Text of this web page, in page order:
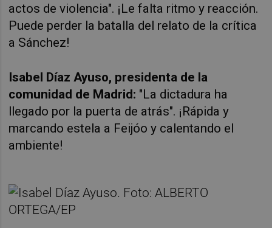
actos de violencia". ¡Le falta ritmo y reacción.
Puede perder la batalla del relato de la crítica
a Sánchez!
Isabel Díaz Ayuso, presidenta de la
comunidad de Madrid: "La dictadura ha
llegado por la puerta de atrás". ¡Rápida y
marcando estela a Feijóo y calentando el
ambiente!